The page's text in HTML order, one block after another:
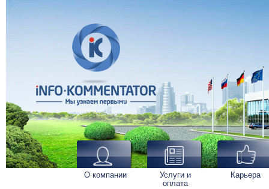
О компании Услуги и
оплата
Карьера